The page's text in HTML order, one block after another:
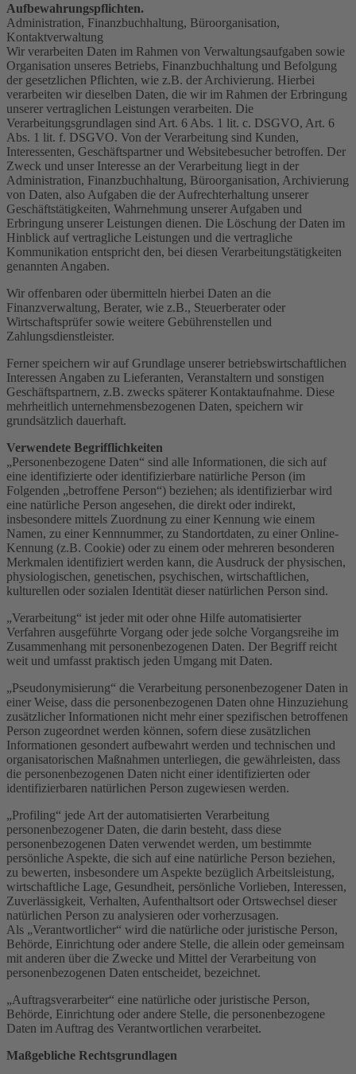
Aufbewahrungspflichten.
Administration, Finanzbuchhaltung, Büroorganisation,
Kontaktverwaltung
Wir verarbeiten Daten im Rahmen von Verwaltungsaufgaben sowie
Organisation unseres Betriebs, Finanzbuchhaltung und Befolgung
der gesetzlichen Pflichten, wie z.B. der Archivierung. Hierbei
verarbeiten wir dieselben Daten, die wir im Rahmen der Erbringung
unserer vertraglichen Leistungen verarbeiten. Die
Verarbeitungsgrundlagen sind Art. 6 Abs. 1 lit. c. DSGVO, Art. 6
Abs. 1 lit. f. DSGVO. Von der Verarbeitung sind Kunden,
Interessenten, Geschäftspartner und Websitebesucher betroffen. Der
Zweck und unser Interesse an der Verarbeitung liegt in der
Administration, Finanzbuchhaltung, Büroorganisation, Archivierung
von Daten, also Aufgaben die der Aufrechterhaltung unserer
Geschäftstätigkeiten, Wahrnehmung unserer Aufgaben und
Erbringung unserer Leistungen dienen. Die Löschung der Daten im
Hinblick auf vertragliche Leistungen und die vertragliche
Kommunikation entspricht den, bei diesen Verarbeitungstätigkeiten
genannten Angaben.
Wir offenbaren oder übermitteln hierbei Daten an die
Finanzverwaltung, Berater, wie z.B., Steuerberater oder
Wirtschaftsprüfer sowie weitere Gebührenstellen und
Zahlungsdienstleister.
Ferner speichern wir auf Grundlage unserer betriebswirtschaftlichen
Interessen Angaben zu Lieferanten, Veranstaltern und sonstigen
Geschäftspartnern, z.B. zwecks späterer Kontaktaufnahme. Diese
mehrheitlich unternehmensbezogenen Daten, speichern wir
grundsätzlich dauerhaft.
Verwendete Begrifflichkeiten
„Personenbezogene Daten“ sind alle Informationen, die sich auf
eine identifizierte oder identifizierbare natürliche Person (im
Folgenden „betroffene Person“) beziehen; als identifizierbar wird
eine natürliche Person angesehen, die direkt oder indirekt,
insbesondere mittels Zuordnung zu einer Kennung wie einem
Namen, zu einer Kennnummer, zu Standortdaten, zu einer Online-
Kennung (z.B. Cookie) oder zu einem oder mehreren besonderen
Merkmalen identifiziert werden kann, die Ausdruck der physischen,
physiologischen, genetischen, psychischen, wirtschaftlichen,
kulturellen oder sozialen Identität dieser natürlichen Person sind.
„Verarbeitung“ ist jeder mit oder ohne Hilfe automatisierter
Verfahren ausgeführte Vorgang oder jede solche Vorgangsreihe im
Zusammenhang mit personenbezogenen Daten. Der Begriff reicht
weit und umfasst praktisch jeden Umgang mit Daten.
„Pseudonymisierung“ die Verarbeitung personenbezogener Daten in
einer Weise, dass die personenbezogenen Daten ohne Hinzuziehung
zusätzlicher Informationen nicht mehr einer spezifischen betroffenen
Person zugeordnet werden können, sofern diese zusätzlichen
Informationen gesondert aufbewahrt werden und technischen und
organisatorischen Maßnahmen unterliegen, die gewährleisten, dass
die personenbezogenen Daten nicht einer identifizierten oder
identifizierbaren natürlichen Person zugewiesen werden.
„Profiling“ jede Art der automatisierten Verarbeitung
personenbezogener Daten, die darin besteht, dass diese
personenbezogenen Daten verwendet werden, um bestimmte
persönliche Aspekte, die sich auf eine natürliche Person beziehen,
zu bewerten, insbesondere um Aspekte bezüglich Arbeitsleistung,
wirtschaftliche Lage, Gesundheit, persönliche Vorlieben, Interessen,
Zuverlässigkeit, Verhalten, Aufenthaltsort oder Ortswechsel dieser
natürlichen Person zu analysieren oder vorherzusagen.
Als „Verantwortlicher“ wird die natürliche oder juristische Person,
Behörde, Einrichtung oder andere Stelle, die allein oder gemeinsam
mit anderen über die Zwecke und Mittel der Verarbeitung von
personenbezogenen Daten entscheidet, bezeichnet.
„Auftragsverarbeiter“ eine natürliche oder juristische Person,
Behörde, Einrichtung oder andere Stelle, die personenbezogene
Daten im Auftrag des Verantwortlichen verarbeitet.
Maßgebliche Rechtsgrundlagen